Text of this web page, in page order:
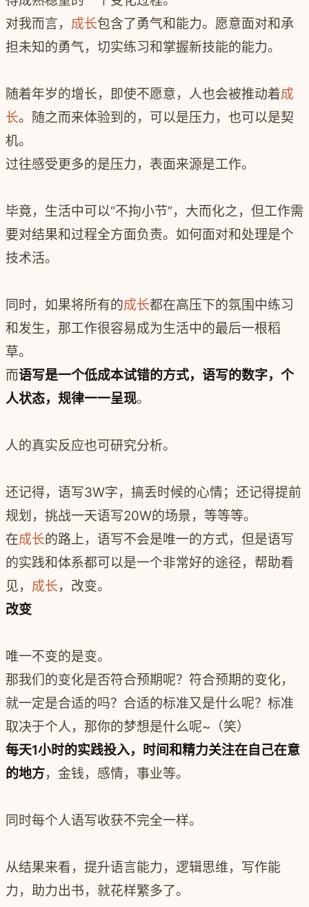
对我而言， 成长包含了勇气和能力。愿意面对和承
担未知的勇气，切实练习和掌握新技能的能力。
随着年岁的增长，即使不愿意，人也会被推动着成
长。随之而来体验到的，可以是压力，也可以是契
机。
过往感受更多的是压力，表面来源是工作。
毕竟，生活中可以“不拘小节”，大而化之，但工作需
要对结果和过程全方面负责。 如何面对和处理是个
技术活。
同时，如果将所有的成长都在高压下的氛围中练习
和发生，那工作很容易成为生活中的最后一根稻
草。
而语写是一个低成本试错的方式，语写的数字，个
人状态，规律一一呈现。
人的真实反应也可研究分析。
还记得，语写3W字，搞丢时候的心情；还记得提前
规划，挑战一天语写20W的场景，等等等。
在成长的路上，语写不会是唯一的方式，但是语写
的实践和体系都可以是一个非常好的途径，帮助看
见， 成长，改变。
改变
唯一不变的是变。
那我们的变化是否符合预期呢？符合预期的变化，
就一定是合适的吗？合适的标准又是什么呢？标准
取决于个人，那你的梦想是什么呢~（笑）
每天1小时的实践投入，时间和精力关注在自己在意
的地方，金钱，感情，事业等。
同时每个人语写收获不完全一样。
从结果来看，提升语言能力，逻辑思维，写作能
力，助力出书，就花样繁多了。